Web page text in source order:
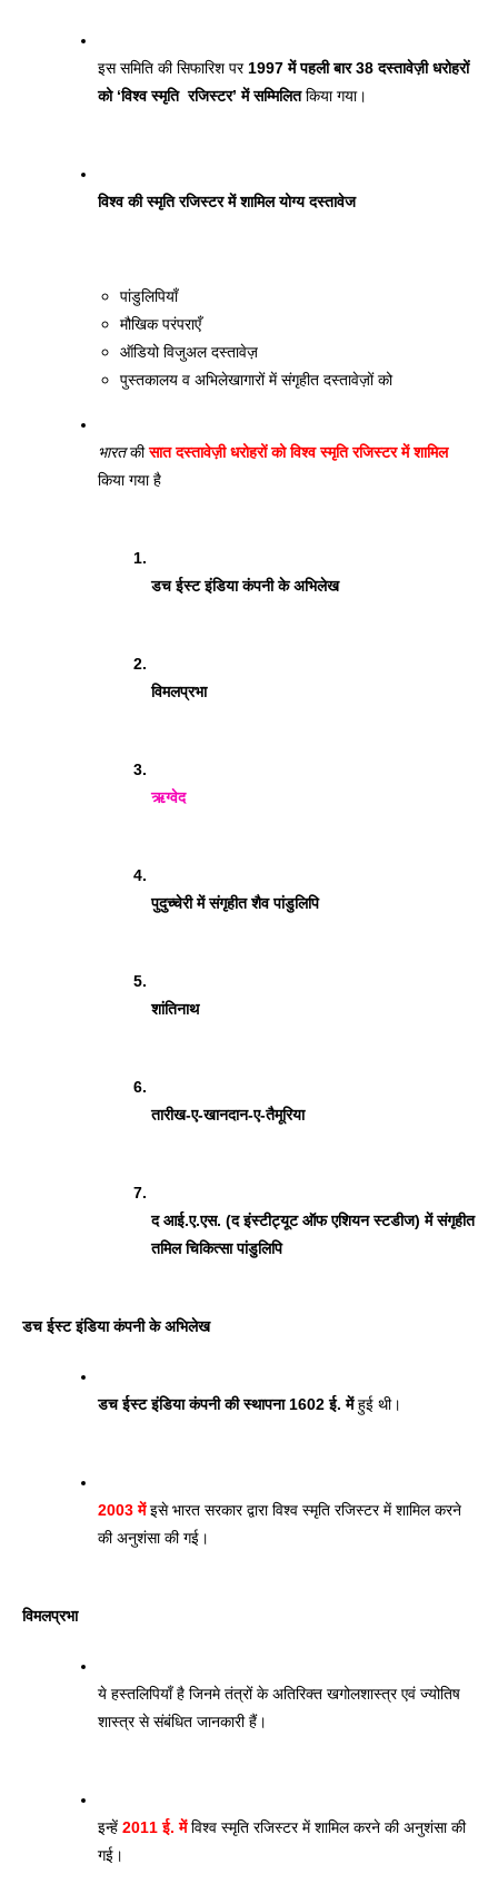
इस समिति की सिफारिश पर 1997 में पहली बार 38 दस्तावेज़ी धरोहरों
को ‘विश्व स्मृति  रजिस्टर’ में सम्मिलित किया गया।
विश्व की स्मृति रजिस्टर में शामिल योग्य दस्तावेज
पांडुलिपियाँ
मौखिक परंपराएँ
ऑडियो विजुअल दस्तावेज़
पुस्तकालय व अभिलेखागारों में संगृहीत दस्तावेज़ों को
भारत की सात दस्तावेज़ी धरोहरों को विश्व स्मृति रजिस्टर में शामिल
किया गया है
डच ईस्ट इंडिया कंपनी के अभिलेख
विमलप्रभा
ऋग्वेद
पुदुच्चेरी में संगृहीत शैव पांडुलिपि
शांतिनाथ
तारीख-ए-खानदान-ए-तैमूरिया
द आई.ए.एस. (द इंस्टीट्यूट ऑफ एशियन स्टडीज) में संगृहीत
तमिल चिकित्सा पांडुलिपि
डच ईस्ट इंडिया कंपनी के अभिलेख
डच ईस्ट इंडिया कंपनी की स्थापना 1602 ई. में हुई थी।
2003 में इसे भारत सरकार द्वारा विश्व स्मृति रजिस्टर में शामिल करने
की अनुशंसा की गई।
विमलप्रभा
ये हस्तलिपियाँ है जिनमे तंत्रों के अतिरिक्त खगोलशास्त्र एवं ज्योतिष
शास्त्र से संबंधित जानकारी हैं।
इन्हें 2011 ई. में विश्व स्मृति रजिस्टर में शामिल करने की अनुशंसा की
गई।